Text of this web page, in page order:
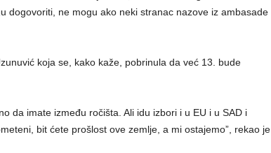
dogovoriti, ne mogu ako neki stranac nazove iz ambasade
koja se, kako kaže, pobrinula da već 13. bude
da imate između ročišta. Ali idu izbori i u EU i u SAD i
bit ćete prošlost ove zemlje, a mi ostajemo”, rekao je